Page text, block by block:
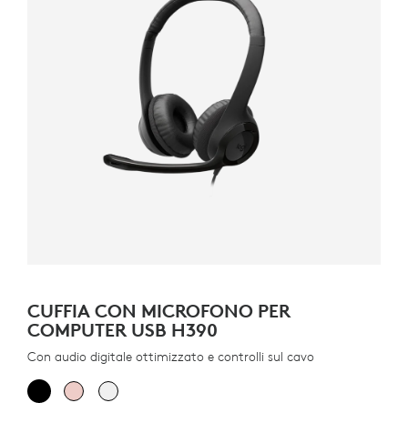
CUFFIA CON MICROFONO PER
COMPUTER USB H390
Con audio digitale ottimizzato e controlli sul cavo